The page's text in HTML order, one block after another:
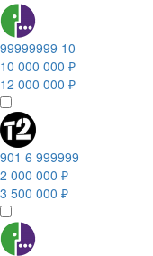
99999999 10
10 000 000 ₽
12 000 000 ₽
901 6 999999
2 000 000 ₽
3 500 000 ₽